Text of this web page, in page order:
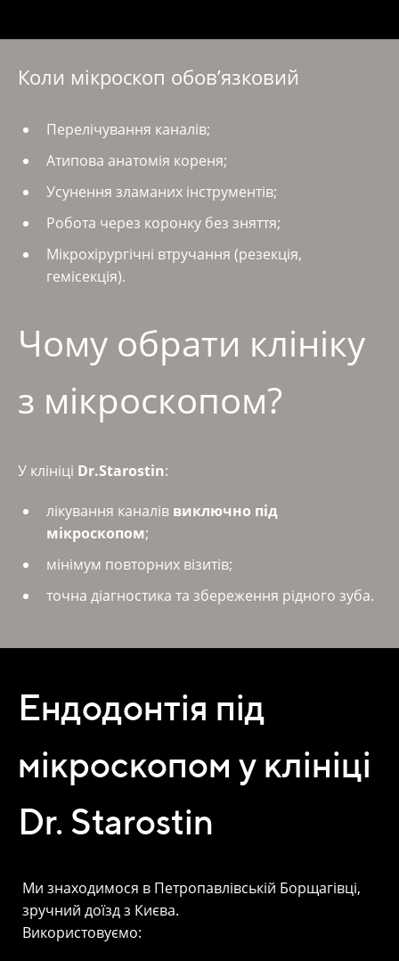
Коли мікроскоп обов’язковий
Перелічування каналів;
Атипова анатомія кореня;
Усунення зламаних інструментів;
Робота через коронку без зняття;
Мікрохірургічні втручання (резекція,
гемісекція).
Чому обрати клініку
з мікроскопом?
У клініці Dr.Starostin:
лікування каналів виключно під
мікроскопом;
мінімум повторних візитів;
точна діагностика та збереження рідного зуба.
Ендодонтія під
мікроскопом у клініці
Dr. Starostin
Ми знаходимося в Петропавлівській Борщагівці,
зручний доїзд з Києва.
Використовуємо: